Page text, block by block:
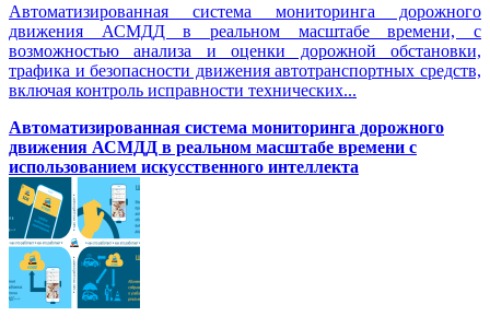
Автоматизированная система мониторинга дорожного
движения АСМДД в реальном масштабе времени, с
возможностью анализа и оценки дорожной обстановки,
трафика и безопасности движения автотранспортных средств,
включая контроль исправности технических...
Автоматизированная cистема мониторинга дорожного
движения АСМДД в реальном масштабе времени с
использованием искусственного интеллекта